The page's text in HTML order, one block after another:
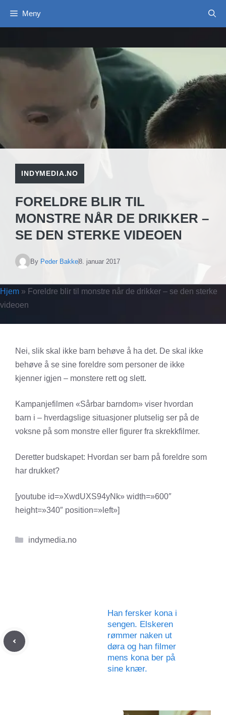
Meny
INDYMEDIA.NO
FORELDRE BLIR TIL
MONSTRE NÅR DE DRIKKER –
SE DEN STERKE VIDEOEN
By Peder Bakke8. januar 2017
Hjem » Foreldre blir til monstre når de drikker – se den sterke
videoen
Nei, slik skal ikke barn behøve å ha det. De skal ikke
behøve å se sine foreldre som personer de ikke
kjenner igjen – monstere rett og slett.
Kampanjefilmen «Sårbar barndom» viser hvordan
barn i – hverdagslige situasjoner plutselig ser på de
voksne på som monstre eller figurer fra skrekkfilmer.
Deretter budskapet: Hvordan ser barn på foreldre som
har drukket?
[youtube id=»XwdUXS94yNk» width=»600″
height=»340″ position=»left»]
Kategorier
indymedia.no
Han fersker kona i
sengen. Elskeren
rømmer naken ut
døra og han filmer
mens kona ber på
sine knær.